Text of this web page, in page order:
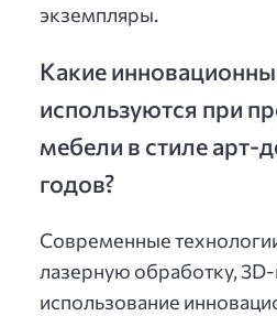
экземпляры.
Какие
используются при
мебели в стиле арт-
годов?
Современные
лазерную обработку, 3D-
использование